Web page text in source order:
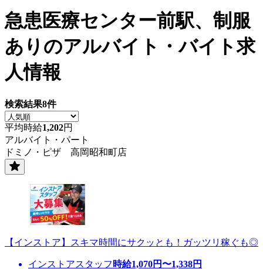
急患医療センター前駅、制服
あり のアルバイト・バイト求
人情報
検索結果8件
平均時給1,202円
アルバイト・パート
ドミノ・ピザ 高岡昭和町店
【インストア】スキマ時間にサクッとも！ガッツリ稼ぐも◎
インストアスタッフ 時給1,070円〜1,338円